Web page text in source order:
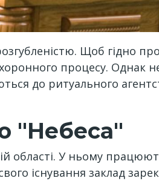
Щоб гідно
процесу. Однак
до ритуального
"Небеса"
області. У ньому
існування заклад